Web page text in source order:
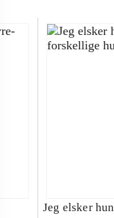
Jeg elsker